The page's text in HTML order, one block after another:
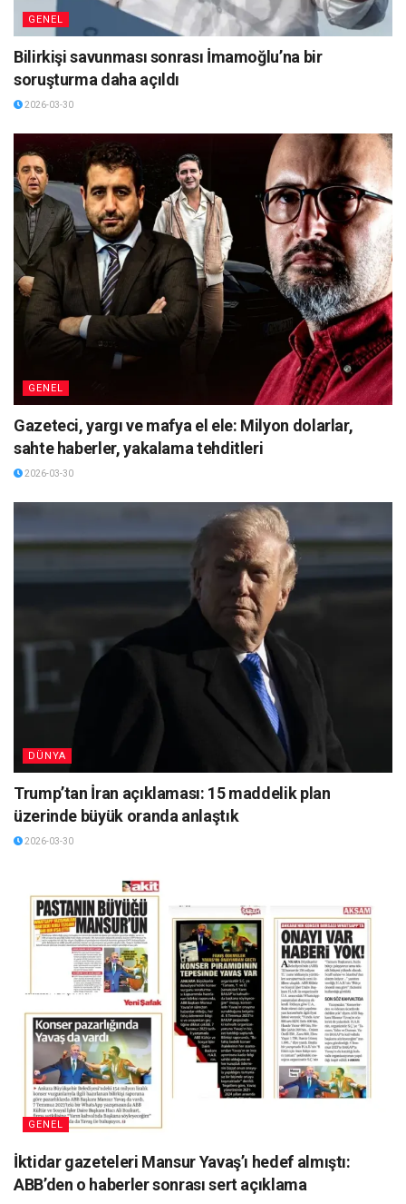
GENEL
Bilirkişi savunması sonrası İmamoğlu’na bir
soruşturma daha açıldı
2026-03-30
GENEL
Gazeteci, yargı ve mafya el ele: Milyon dolarlar,
sahte haberler, yakalama tehditleri
2026-03-30
DÜNYA
Trump’tan İran açıklaması: 15 maddelik plan
üzerinde büyük oranda anlaştık
2026-03-30
GENEL
İktidar gazeteleri Mansur Yavaş’ı hedef almıştı:
ABB’den o haberler sonrası sert açıklama